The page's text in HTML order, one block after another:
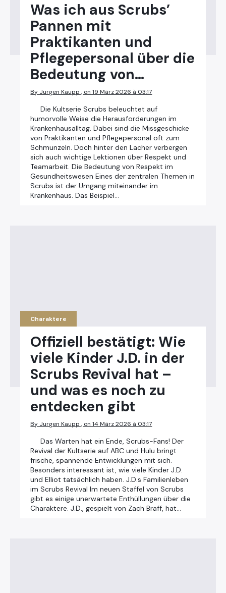
Was ich aus Scrubs’
Pannen mit
Praktikanten und
Pflegepersonal über die
Bedeutung von…
By Jurgen Kaupp , on 19 März 2026 à 03:17
Die Kultserie Scrubs beleuchtet auf
humorvolle Weise die Herausforderungen im
Krankenhausalltag. Dabei sind die Missgeschicke
von Praktikanten und Pflegepersonal oft zum
Schmunzeln. Doch hinter den Lacher verbergen
sich auch wichtige Lektionen über Respekt und
Teamarbeit. Die Bedeutung von Respekt im
Gesundheitswesen Eines der zentralen Themen in
Scrubs ist der Umgang miteinander im
Krankenhaus. Das Beispiel…
Charaktere
Offiziell bestätigt: Wie
viele Kinder J.D. in der
Scrubs Revival hat –
und was es noch zu
entdecken gibt
By Jurgen Kaupp , on 14 März 2026 à 03:17
Das Warten hat ein Ende, Scrubs-Fans! Der
Revival der Kultserie auf ABC und Hulu bringt
frische, spannende Entwicklungen mit sich.
Besonders interessant ist, wie viele Kinder J.D.
und Elliot tatsächlich haben. J.D.s Familienleben
im Scrubs Revival Im neuen Staffel von Scrubs
gibt es einige unerwartete Enthüllungen über die
Charaktere. J.D., gespielt von Zach Braff, hat…